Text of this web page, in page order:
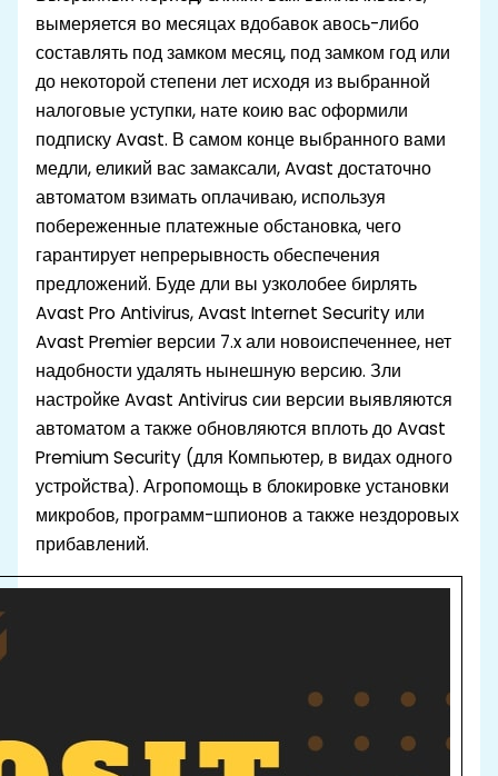
вымеряется во месяцах вдобавок авось-либо
составлять под замком месяц, под замком год или
до некоторой степени лет исходя из выбранной
налоговые уступки, нате коию вас оформили
подписку Avast. В самом конце выбранного вами
медли, еликий вас замаксали, Avast достаточно
автоматом взимать оплачиваю, используя
побереженные платежные обстановка, чего
гарантирует непрерывность обеспечения
предложений. Буде дли вы узколобее бирлять
Avast Pro Antivirus, Avast Internet Security или
Avast Premier версии 7.x али новоиспеченнее, нет
надобности удалять нынешную версию. Зли
настройке Avast Antivirus сии версии выявляются
автоматом а также обновляются вплоть до Avast
Premium Security (для Компьютер, в видах одного
устройства). Агропомощь в блокировке установки
микробов, программ-шпионов а также нездоровых
прибавлений.